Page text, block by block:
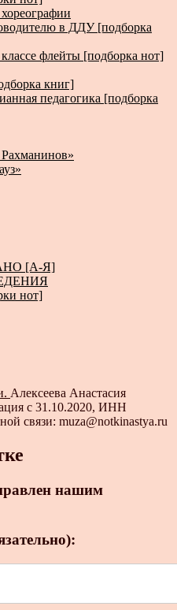
в ДДУ [подборка
флейты [подборка нот]
книг]
педагогика [подборка
[А-Я]
нот]
Алексеева Анастасия
с 31.10.2020, ИНН
связи: muza@notkinastya.ru
нашим